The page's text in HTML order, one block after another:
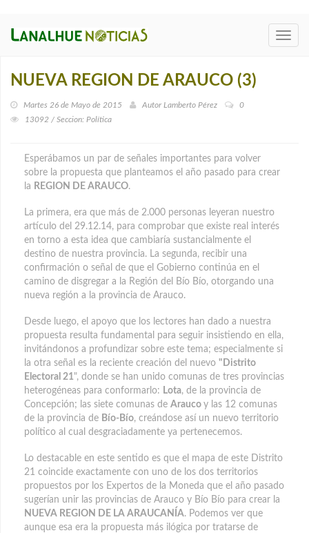
NUEVA REGION DE ARAUCO (3)
Martes 26 de Mayo de 2015 Autor Lamberto Pérez
0
13092 / Seccion: Política
Esperábamos un par de señales importantes para volver
sobre la propuesta que planteamos el año pasado para crear
la REGION DE ARAUCO.
La primera, era que más de 2.000 personas leyeran nuestro
artículo del 29.12.14, para comprobar que existe real interés
en torno a esta idea que cambiaría sustancialmente el
destino de nuestra provincia. La segunda, recibir una
confirmación o señal de que el Gobierno continúa en el
camino de disgregar a la Región del Bío Bío, otorgando una
nueva región a la provincia de Arauco.
Desde luego, el apoyo que los lectores han dado a nuestra
propuesta resulta fundamental para seguir insistiendo en ella,
invitándonos a profundizar sobre este tema; especialmente si
la otra señal es la reciente creación del nuevo "Distrito
Electoral 21", donde se han unido comunas de tres provincias
heterogéneas para conformarlo: Lota, de la provincia de
Concepción; las siete comunas de Arauco y las 12 comunas
de la provincia de Bío-Bío, creándose así un nuevo territorio
político al cual desgraciadamente ya pertenecemos.
Lo destacable en este sentido es que el mapa de este Distrito
21 coincide exactamente con uno de los dos territorios
propuestos por los Expertos de la Moneda que el año pasado
sugerían unir las provincias de Arauco y Bío Bío para crear la
NUEVA REGION DE LA ARAUCANÍA. Podemos ver que
aunque esa era la propuesta más ilógica por tratarse de